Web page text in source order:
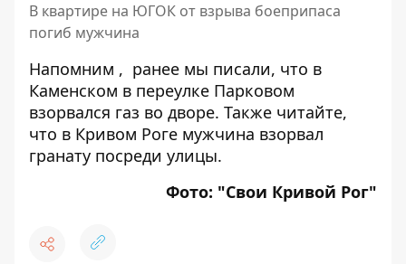
В квартире на ЮГОК от взрыва боеприпаса
погиб мужчина
Напомним , ранее мы писали, что в
Каменском в переулке Парковом
взорвался газ во дворе. Также читайте,
что в Кривом Роге мужчина взорвал
гранату посреди улицы.
Фото: "Свои Кривой Рог"